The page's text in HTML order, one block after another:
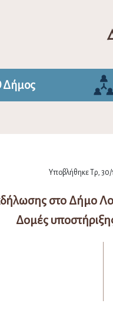
Δήμος
Υποβλήθηκε Τρ, 30/
στο Δήμο
Δομές